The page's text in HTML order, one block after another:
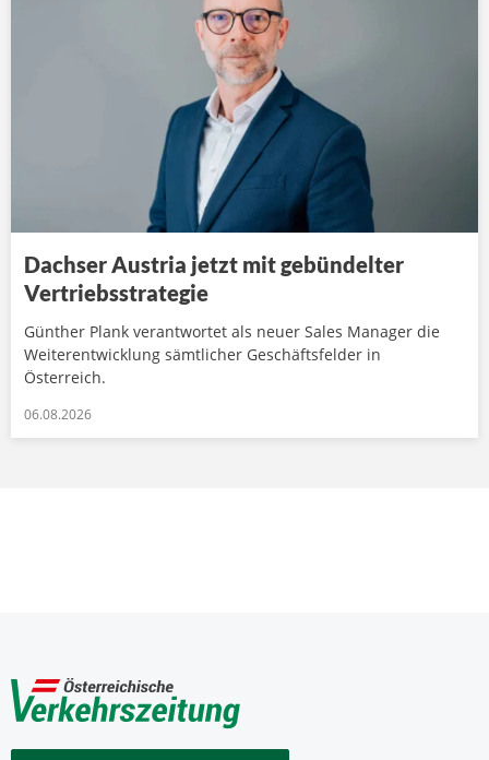
Dachser Austria jetzt mit gebündelter
Vertriebsstrategie
Günther Plank verantwortet als neuer Sales Manager die
Weiterentwicklung sämtlicher Geschäftsfelder in
Österreich.
06.08.2026